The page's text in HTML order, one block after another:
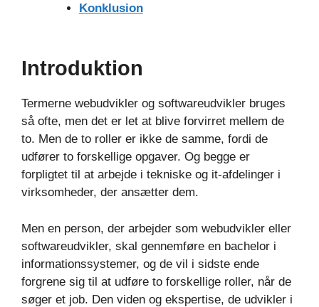
Konklusion
Introduktion
Termerne webudvikler og softwareudvikler bruges
så ofte, men det er let at blive forvirret mellem de
to. Men de to roller er ikke de samme, fordi de
udfører to forskellige opgaver. Og begge er
forpligtet til at arbejde i tekniske og it-afdelinger i
virksomheder, der ansætter dem.
Men en person, der arbejder som webudvikler eller
softwareudvikler, skal gennemføre en bachelor i
informationssystemer, og de vil i sidste ende
forgrene sig til at udføre to forskellige roller, når de
søger et job. Den viden og ekspertise, de udvikler i